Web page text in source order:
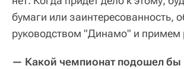
бумаги или заинтересованность,
руководством "Динамо" и примем
— Какой чемпионат подошел